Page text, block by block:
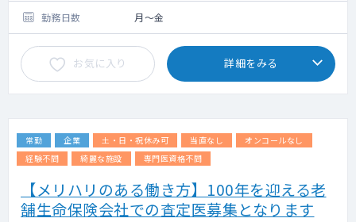
https://txpmedical.jp/service/research
■チームメンバー
メンバーの一部をご紹介します。
・臨床医を15年以上経験した後、製薬企業の
メディカル部門でRWD活用を進めた
BizDev/PM
・臨床経験豊富な救急専門医・内科専門医・
がん診療専門医（兼業、専業含む）が複数名
・複数のCROで臨床開発や製造販売後、
経験者
・アカデミアやCROでの臨床研究の豊富なプ
勤務日数 月～金
お気に入り 詳細をみる
常勤 企業 土・日・祝休み可 当直なし
オンコールなし
経験不問
綺麗な施設 専門医資格不問
【メリハリのある働き方】100年を迎える老
舗生命保険会社での査定医募集となります